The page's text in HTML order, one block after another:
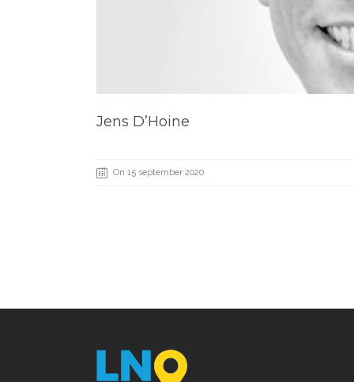
Jens D’Hoine
On 15 september 2020